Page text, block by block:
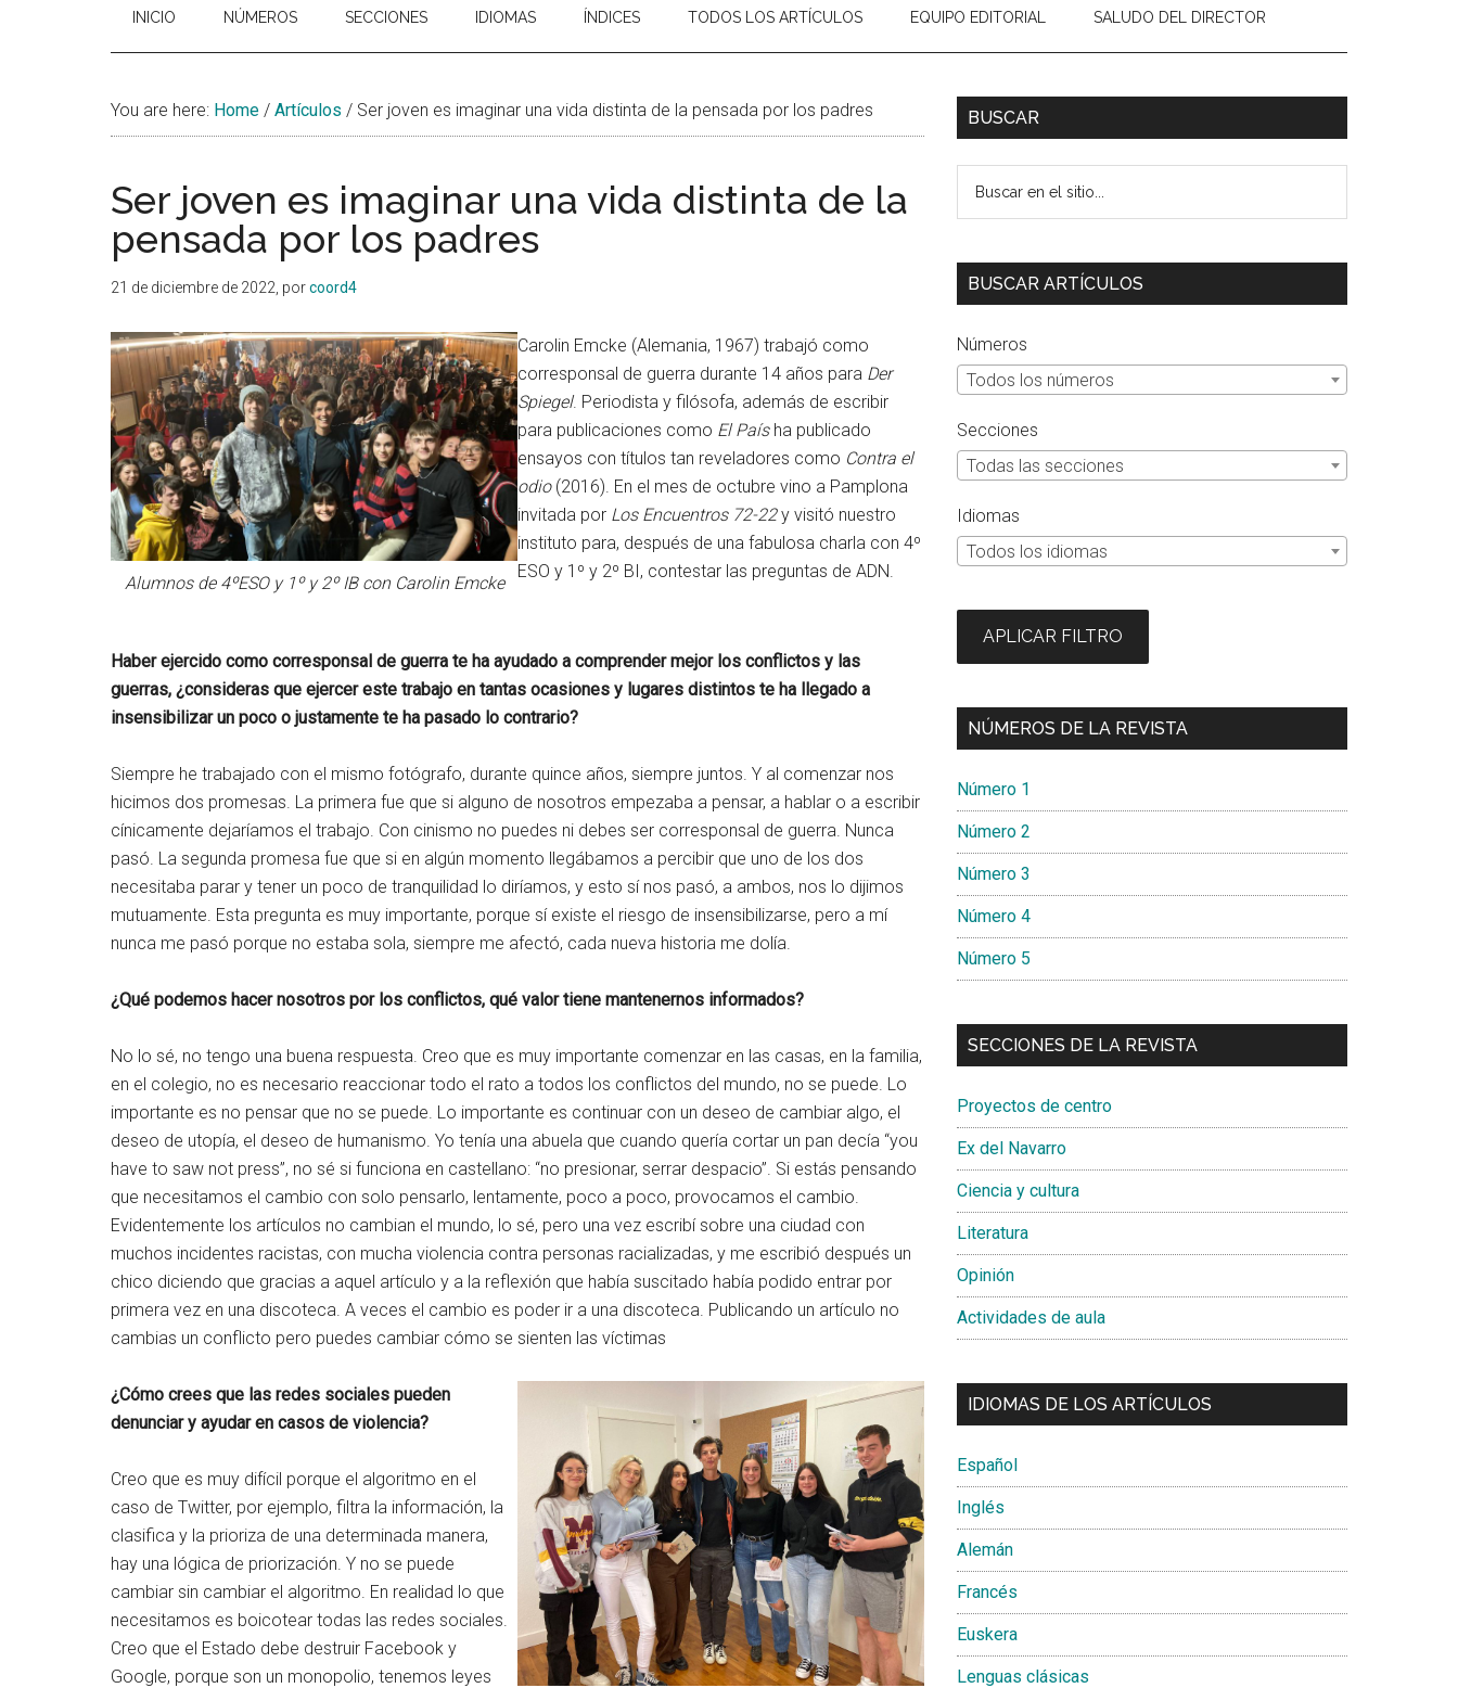
INICIO NÚMEROS SECCIONES IDIOMAS ÍNDICES TODOS LOS ARTÍCULOS EQUIPO EDITORIAL SALUDO DEL DIRECTOR
You are here: Home / Artículos / Ser joven es imaginar una vida distinta de la pensada por los padres
Ser joven es imaginar una vida distinta de la
pensada por los padres
21 de diciembre de 2022 , porcoord4
Alumnos de 4ºESO y 1º y 2º IB con Carolin Emcke
Carolin Emcke (Alemania, 1967) trabajó como
corresponsal de guerra durante 14 años para Der
Spiegel. Periodista y filósofa, además de escribir
para publicaciones como El País ha publicado
ensayos con títulos tan reveladores como Contra el
odio(2016). En el mes de octubre vino a Pamplona
invitada por Los Encuentros 72-22y visitó nuestro
instituto para, después de una fabulosa charla con 4º
ESO y 1º y 2º BI, contestar las preguntas de ADN.
Haber ejercido como corresponsal de guerra te ha ayudado a comprender mejor los conflictos y las
guerras, ¿consideras que ejercer este trabajo en tantas ocasiones y lugares distintos te ha llegado a
insensibilizar un poco o justamente te ha pasado lo contrario?
Siempre he trabajado con el mismo fotógrafo, durante quince años, siempre juntos. Y al comenzar nos
hicimos dos promesas. La primera fue que si alguno de nosotros empezaba a pensar, a hablar o a escribir
cínicamente dejaríamos el trabajo. Con cinismo no puedes ni debes ser corresponsal de guerra. Nunca
pasó. La segunda promesa fue que si en algún momento llegábamos a percibir que uno de los dos
necesitaba parar y tener un poco de tranquilidad lo diríamos, y esto sí nos pasó, a ambos, nos lo dijimos
mutuamente. Esta pregunta es muy importante, porque sí existe el riesgo de insensibilizarse, pero a mí
nunca me pasó porque no estaba sola, siempre me afectó, cada nueva historia me dolía.
¿Qué podemos hacer nosotros por los conflictos, qué valor tiene mantenernos informados?
No lo sé, no tengo una buena respuesta. Creo que es muy importante comenzar en las casas, en la familia,
en el colegio, no es necesario reaccionar todo el rato a todos los conflictos del mundo, no se puede. Lo
importante es no pensar que no se puede. Lo importante es continuar con un deseo de cambiar algo, el
deseo de utopía, el deseo de humanismo. Yo tenía una abuela que cuando quería cortar un pan decía “you
have to saw not press”, no sé si funciona en castellano: “no presionar, serrar despacio”. Si estás pensando
que necesitamos el cambio con solo pensarlo, lentamente, poco a poco, provocamos el cambio.
Evidentemente los artículos no cambian el mundo, lo sé, pero una vez escribí sobre una ciudad con
muchos incidentes racistas, con mucha violencia contra personas racializadas, y me escribió después un
chico diciendo que gracias a aquel artículo y a la reflexión que había suscitado había podido entrar por
primera vez en una discoteca. A veces el cambio es poder ir a una discoteca. Publicando un artículo no
cambias un conflicto pero puedes cambiar cómo se sienten las víctimas
¿Cómo crees que las redes sociales pueden
denunciar y ayudar en casos de violencia?
Creo que es muy difícil porque el algoritmo en el
caso de Twitter, por ejemplo, filtra la información, la
clasifica y la prioriza de una determinada manera,
hay una lógica de priorización. Y no se puede
cambiar sin cambiar el algoritmo. En realidad lo que
necesitamos es boicotear todas las redes sociales.
Creo que el Estado debe destruir Facebook y
Google, porque son un monopolio, tenemos leyes
Primary
BUSCAR
sitio...
BUSCAR ARTÍCULOS
Números
Todos los números
Secciones
Todas las secciones
Idiomas
Todos los idiomas
APLICAR FILTRO
NÚMEROS DE LA REVISTA
Número 1
Número 2
Número 3
Número 4
Número 5
SECCIONES DE LA REVISTA
Proyectos de centro
Ex del Navarro
Ciencia y cultura
Literatura
Opinión
Actividades de aula
IDIOMAS DE LOS ARTÍCULOS
Español
Inglés
Alemán
Francés
Euskera
Lenguas clásicas